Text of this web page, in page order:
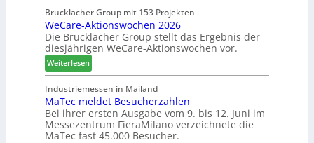
ä
f
t
s
f
ü
h
r
e
r
i
l
a
n
z
i
n
I
t
a
l
a
n
t
e
l
s
i
n
t
e
Brucklacher Group mit 153 Projekten
WeCare-Aktionswochen 2026
Die Brucklacher Group stellt das Ergebnis der
diesjährigen WeCare-Aktionswochen vor.
Weiterlesen:
W
e
C
a
r
e
Industriemessen in Mailand
MaTec meldet Besucherzahlen
Bei ihrer ersten Ausgabe vom 9. bis 12. Juni im
Messezentrum FieraMilano verzeichnete die
MaTec fast 45.000 Besucher.